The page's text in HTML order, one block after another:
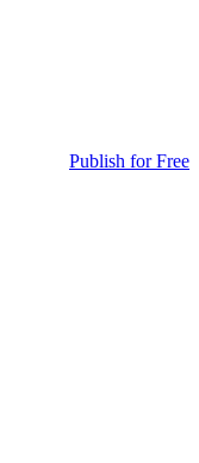
Publish for Free